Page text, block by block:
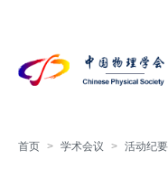
首页 > 学术会议 > 活动纪要